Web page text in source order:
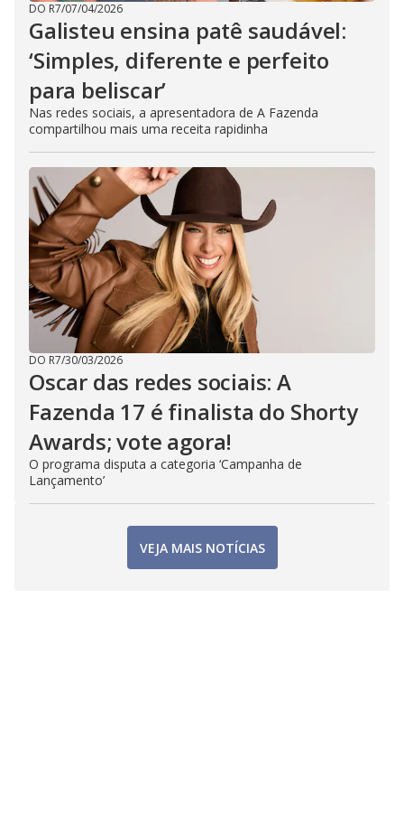
DO R7/07/04/2026
Galisteu ensina patê saudável:
‘Simples, diferente e perfeito
para beliscar’
Nas redes sociais, a apresentadora de A Fazenda
compartilhou mais uma receita rapidinha
DO R7/30/03/2026
Oscar das redes sociais: A
Fazenda 17 é finalista do Shorty
Awards; vote agora!
O programa disputa a categoria ‘Campanha de
Lançamento’
VEJA MAIS NOTÍCIAS